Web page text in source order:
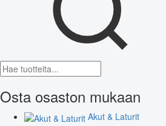
Osta osaston mukaan
Akut & Laturit